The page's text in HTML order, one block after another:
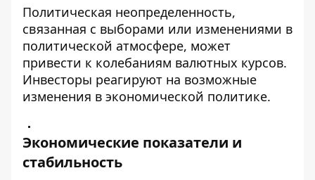
Политическая неопределенность,
связанная с выборами или изменениями в
политической атмосфере, может
привести к колебаниям валютных курсов.
Инвесторы реагируют на возможные
изменения в экономической политике.
Экономические показатели и
стабильность